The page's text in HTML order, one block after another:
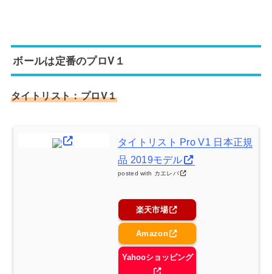
ボールは定番のプロV１
タイトリスト：プロV１
タイトリスト Pro V1 日本正規
品 2019モデル
posted with カエレバ
楽天市場
Amazon
Yahooショッピング